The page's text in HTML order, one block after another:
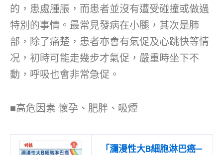
的，患處腫脹，而患者並沒有遭受碰撞或做過
特別的事情。最常見發病在小腿，其次是肺
部，除了痛楚，患者亦會有氣促及心跳快等情
况，初時可能走幾步才氣促，嚴重時坐下不
動，呼吸也會非常急促。
■高危因素 懷孕、肥胖、吸煙
「瀰漫性大B細胞淋巴癌—